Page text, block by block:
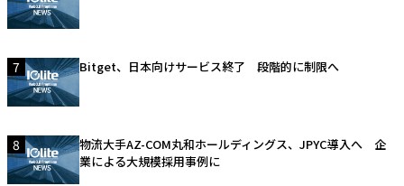
7 Bitget、日本向けサービス終了 段階的に制限へ
8
物流大手AZ-COM丸和ホールディングス、JPYC導入へ 企
業による大規模採用事例に